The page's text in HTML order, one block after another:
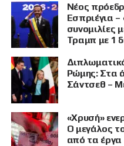
Νέος
Εσπριέγια
συνομιλίες
Τραμπ με 1
Ρώμης: Στα
Σάντσεθ –
«Χρυσή»
Ο μεγάλος
από τα έργα